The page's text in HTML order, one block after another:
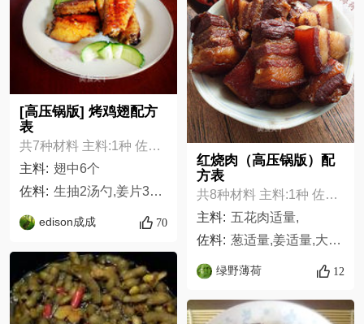
[高压锅版] 烤鸡翅配方
表
共7种材料 主料:1种 佐料:6种
主料: 翅中6个
佐料: 生抽2汤勺,姜片3片,盐1小勺,花生油适量,料酒适量,孜然粉2勺
edison成成 70
红烧肉（高压锅版）配
方表
共8种材料 主料:1种 佐料:7种
主料: 五花肉适量,
佐料: 葱适量,姜适量,大料适量,料酒适量,白糖适量,盐适量,酱油适量
绿野薄荷 12